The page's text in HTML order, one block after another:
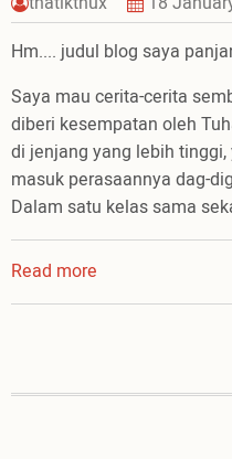
Hm.... judul blog saya
Saya mau cerita-cerita
diberi kesempatan oleh
di jenjang yang lebih
masuk perasaannya dag-
Dalam satu kelas sama
Read more
Jadi